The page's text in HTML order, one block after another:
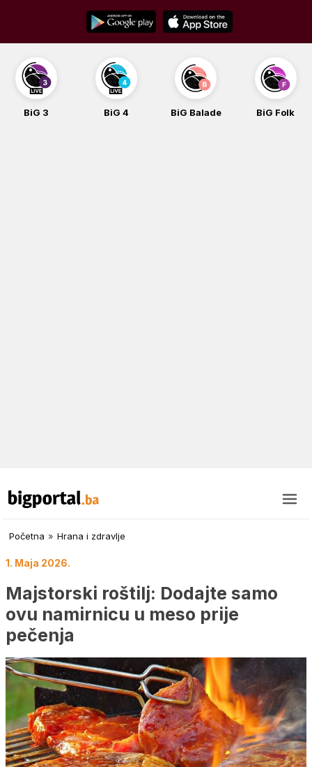
content
BiG 3 BiG 4 BiG Balade BiG Folk
Početna » Hrana i zdravlje
1. Maja 2026.
Majstorski roštilj: Dodajte samo
ovu namirnicu u meso prije
pečenja